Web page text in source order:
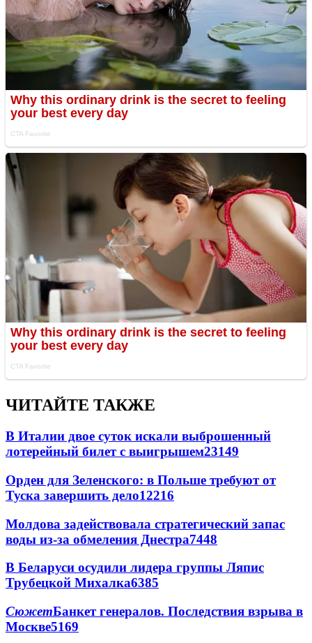
ЧИТАЙТЕ ТАКЖЕ
В Италии двое суток искали выброшенный
лотерейный билет с выигрышем23149
Орден для Зеленского: в Польше требуют от
Туска завершить дело12216
Молдова задействовала стратегический запас
воды из-за обмеления Днестра7448
В Беларуси осудили лидера группы Ляпис
Трубецкой Михалка6385
СюжетБанкет генералов. Последствия взрыва в
Москве5169